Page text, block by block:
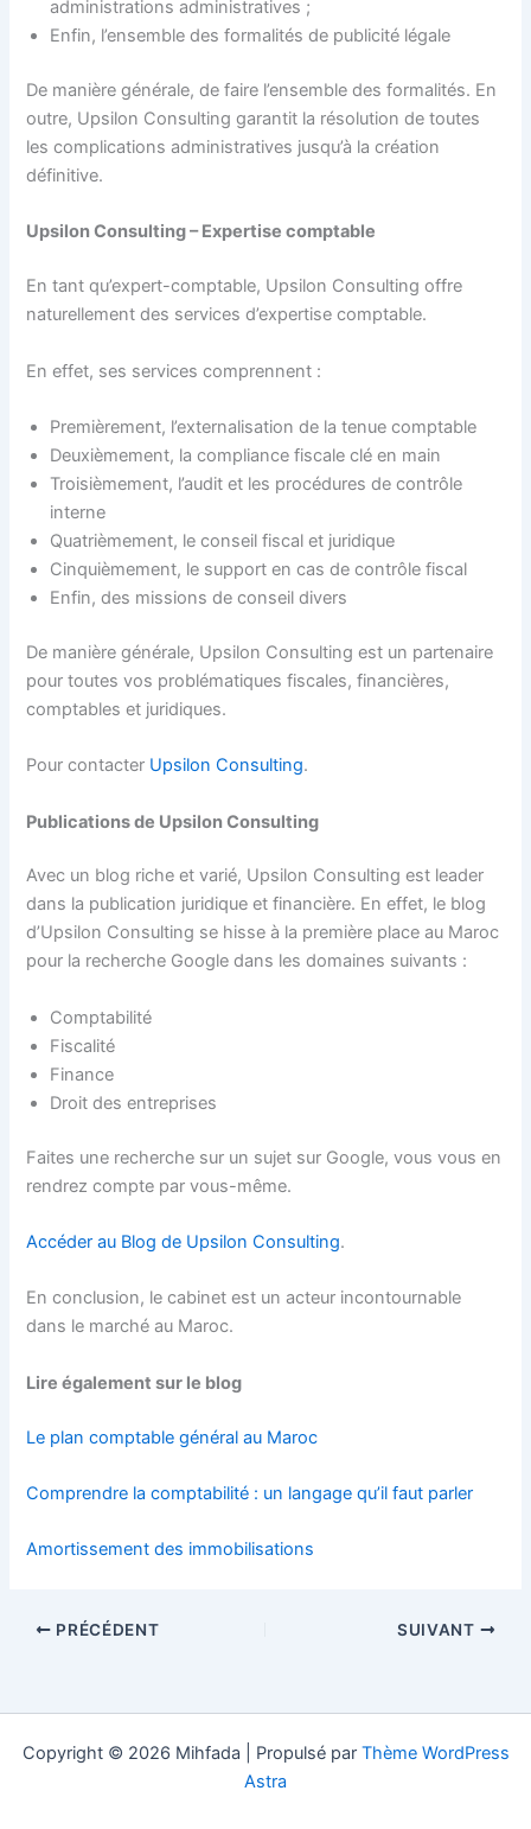
administrations administratives ;
Enfin, l’ensemble des formalités de publicité légale
De manière générale, de faire l’ensemble des formalités. En
outre, Upsilon Consulting garantit la résolution de toutes
les complications administratives jusqu’à la création
définitive.
Upsilon Consulting – Expertise comptable
En tant qu’expert-comptable, Upsilon Consulting offre
naturellement des services d’expertise comptable.
En effet, ses services comprennent :
Premièrement, l’externalisation de la tenue comptable
Deuxièmement, la compliance fiscale clé en main
Troisièmement, l’audit et les procédures de contrôle
interne
Quatrièmement, le conseil fiscal et juridique
Cinquièmement, le support en cas de contrôle fiscal
Enfin, des missions de conseil divers
De manière générale, Upsilon Consulting est un partenaire
pour toutes vos problématiques fiscales, financières,
comptables et juridiques.
Pour contacter Upsilon Consulting.
Publications de Upsilon Consulting
Avec un blog riche et varié, Upsilon Consulting est leader
dans la publication juridique et financière. En effet, le blog
d’Upsilon Consulting se hisse à la première place au Maroc
pour la recherche Google dans les domaines suivants :
Comptabilité
Fiscalité
Finance
Droit des entreprises
Faites une recherche sur un sujet sur Google, vous vous en
rendrez compte par vous-même.
Accéder au Blog de Upsilon Consulting.
En conclusion, le cabinet est un acteur incontournable
dans le marché au Maroc.
Lire également sur le blog
Le plan comptable général au Maroc
Comprendre la comptabilité : un langage qu’il faut parler
Amortissement des immobilisations
PRÉCÉDENT SUIVANT
Copyright © 2026 Mihfada | Propulsé par Thème WordPress
Astra